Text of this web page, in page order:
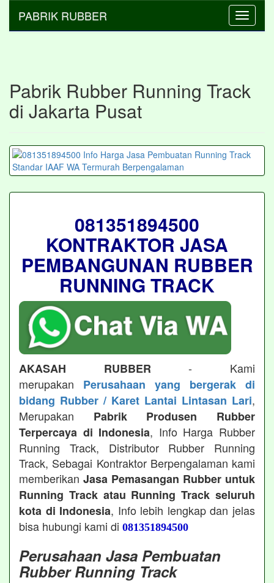
Toggle
PABRIK RUBBER
Pabrik Rubber Running Track
di Jakarta Pusat
081351894500
KONTRAKTOR JASA
PEMBANGUNAN RUBBER
RUNNING TRACK
AKASAH RUBBER - Kami
merupakan Perusahaan yang bergerak di
bidang Rubber / Karet Lantai Lintasan Lari,
Merupakan Pabrik Produsen Rubber
Terpercaya di Indonesia, Info Harga Rubber
Running Track, Distributor Rubber Running
Track, Sebagai Kontraktor Berpengalaman kami
memberikan Jasa Pemasangan Rubber untuk
Running Track atau Running Track seluruh
kota di Indonesia, Info lebih lengkap dan jelas
bisa hubungi kami di 081351894500
Perusahaan Jasa Pembuatan
Rubber Running Track